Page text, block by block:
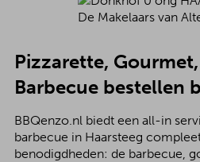
Pizzarette, Gourmet,
Barbecue bestellen
BBQenzo.nl biedt een all-in
barbecue in Haarsteeg
benodigdheden: de barbecue,